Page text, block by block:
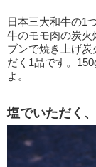
日本三大和牛の1
牛のモモ肉の炭火
ブンで焼き上げ
だく1品です。
よ。
塩でいただく